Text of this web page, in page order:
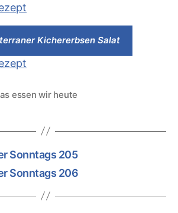
Kichererbsen Salat
essen wir heute
Sonntags 205
Sonntags 206